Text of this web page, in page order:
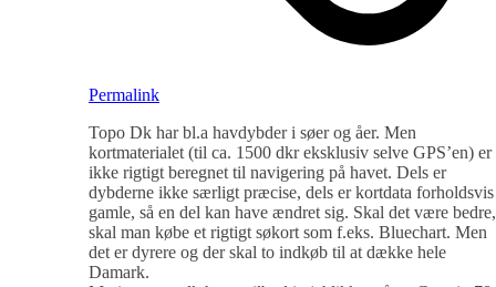
Permalink
Topo Dk har bl.a havdybder i søer og åer. Men
kortmaterialet (til ca. 1500 dkr eksklusiv selve GPS’en) er
ikke rigtigt beregnet til navigering på havet. Dels er
dybderne ikke særligt præcise, dels er kortdata forholdsvis
gamle, så en del kan have ændret sig. Skal det være bedre,
skal man købe et rigtigt søkort som f.eks. Bluechart. Men
det er dyrere og der skal to indkøb til at dække hele
Damark.